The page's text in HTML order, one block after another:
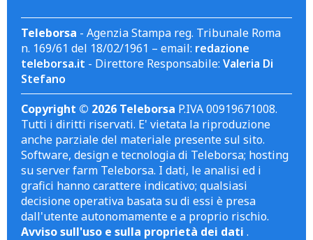
Teleborsa - Agenzia Stampa reg. Tribunale Roma
n. 169/61 del 18/02/1961 – email: redazione
teleborsa.it - Direttore Responsabile: Valeria Di
Stefano
Copyright © 2026 Teleborsa P.IVA 00919671008.
Tutti i diritti riservati. E' vietata la riproduzione
anche parziale del materiale presente sul sito.
Software, design e tecnologia di Teleborsa; hosting
su server farm Teleborsa. I dati, le analisi ed i
grafici hanno carattere indicativo; qualsiasi
decisione operativa basata su di essi è presa
dall'utente autonomamente e a proprio rischio.
Avviso sull'uso e sulla proprietà dei dati .